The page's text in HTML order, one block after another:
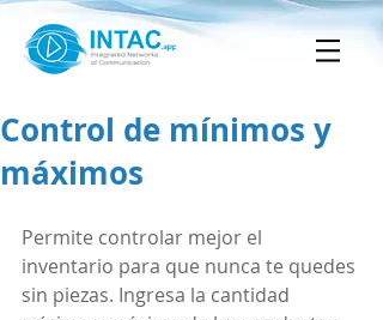
Control de mínimos y
máximos
Permite controlar mejor el
inventario para que nunca te quedes
sin piezas. Ingresa la cantidad